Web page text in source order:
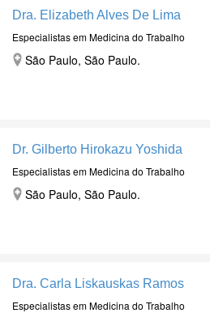
Dra. Elizabeth Alves De Lima
Especialistas em Medicina do Trabalho
São Paulo, São Paulo.
Dr. Gilberto Hirokazu Yoshida
Especialistas em Medicina do Trabalho
São Paulo, São Paulo.
Dra. Carla Liskauskas Ramos
Especialistas em Medicina do Trabalho